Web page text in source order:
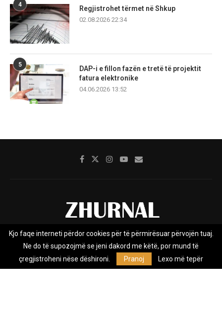
4
Regjistrohet tërmet në Shkup
02.08.2026 22:34
5
DAP-i e fillon fazën e tretë të projektit
fatura elektronike
04.06.2026 13:52
Rreth nesh Impresumi Marketing
Privacy Policy
Zhurnal.mk është Agjenci e Lajmeve e pavarur, e themeluar në vitin
Kjo faqe interneti përdor cookies për të përmirësuar përvojën tuaj.
Ne do të supozojmë se jeni dakord me këtë, por mund të
çregjistroheni nëse dëshironi.
Pranoj Lexo më tepër